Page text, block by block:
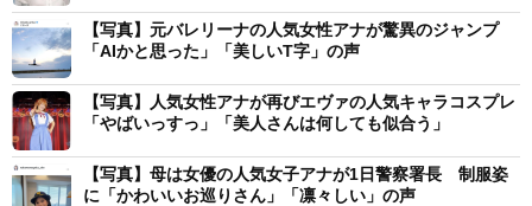
【写真】元バレリーナの人気女性アナが驚異のジャンプ
「AIかと思った」「美しいT字」の声
【写真】人気女性アナが再びエヴァの人気キャラコスプレ
「やばいっすっ」「美人さんは何しても似合う」
【写真】母は女優の人気女子アナが1日警察署長 制服姿
に「かわいいお巡りさん」「凛々しい」の声